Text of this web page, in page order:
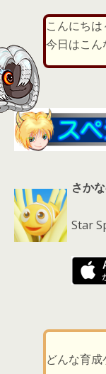
itt
er
こんにちは
今日はこん
さか
Star
どんな育成